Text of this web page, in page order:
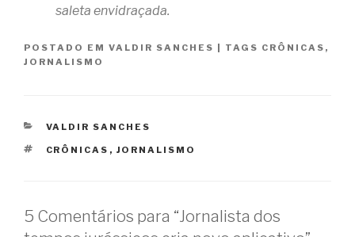
saleta envidraçada.
POSTADO EM VALDIR SANCHES TAGS CRÔNICAS ,
JORNALISMO
CATEGORIAS
VALDIR SANCHES
TAGS
CRÔNICAS , JORNALISMO
5 Comentários para “Jornalista dos